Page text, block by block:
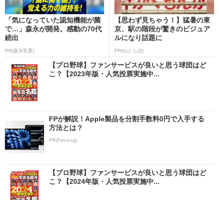
「気になっていた認知機能が菌
で…」森永が開発。感動の70代
続出
PR(森永乳業)
【思わず見ちゃう！】猛暑の東
京、駅の階段が驚きのビジュア
ルになり話題に
PR(ねとらぼ)
【プロ野球】ファンサービスが良いと思う球団はど
こ？【2023年版・人気投票実施中...
FPが解説！Apple製品を分割手数料0円で入手する
方法とは？
PR(Fav-Log)
【プロ野球】ファンサービスが良いと思う球団はど
こ？【2024年版・人気投票実施中...